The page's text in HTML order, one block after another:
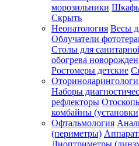
морозильники
Скрыть
Неонатология Весы
Облучатели
Столы для
обогрева
Ростомеры детские
Наборы
рефлекторы
комбайны
Офтальмология
(периметры)
Диоптриметры